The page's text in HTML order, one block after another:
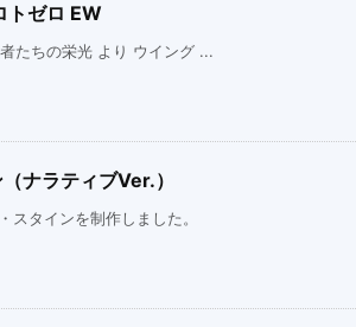
トゼロ EW
たちの栄光 より ウイング ...
ナラティブVer.）
スタインを制作しました。